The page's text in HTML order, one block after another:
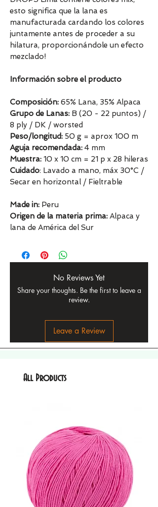
esto significa que la lana es
manufacturada cardando los colores
juntamente antes de proceder a su
hilatura, proporcionándole un efecto
mezclado!
Información sobre el producto
Composición: 65% Lana, 35% Alpaca
Grupo de Lanas: B (20 - 22 puntos) /
8 ply / DK / worsted
Peso/longitud: 50 g = aprox 100 m
Aguja recomendada: 4 mm
Muestra: 10 x 10 cm = 21 p x 28 hileras
Cuidado: Lavado a mano, máx 30°C /
Secar en horizontal / Fieltrable
Made in: Peru
Origen de la materia prima: Alpaca y
lana de América del Sur
No Reviews Yet
Share your thoughts. Be the first to leave a
review.
Leave a Review
All Products